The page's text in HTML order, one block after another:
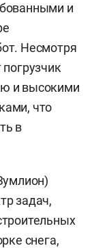
и
Несмотря
и высокими
что
в
задач,
снега,